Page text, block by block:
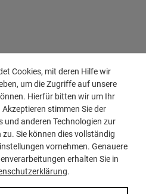
Cookies, mit deren Hilfe wir
um die Zugriffe auf unsere
Hierfür bitten wir um Ihr
stimmen Sie der
und anderen Technologien zur
Sie können dies vollständig
vornehmen. Genauere
erhalten Sie in
.
Datenschutz © SUBSTAGE